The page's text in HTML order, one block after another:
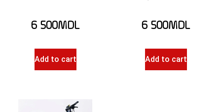
6 500MDL
Add to cart
6 500MDL
Add to cart